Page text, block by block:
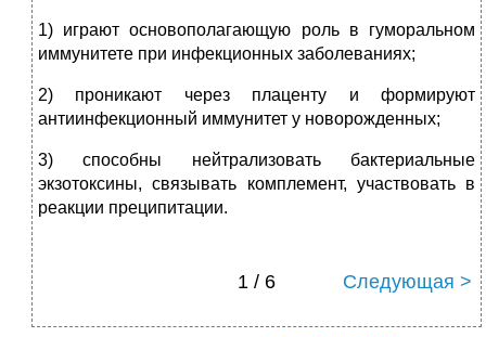
1) играют основополагающую роль в гуморальном
иммунитете при инфекционных заболеваниях;
2) проникают через плаценту и формируют
антиинфекционный иммунитет у новорожденных;
3) способны нейтрализовать бактериальные
экзотоксины, связывать комплемент, участвовать в
реакции преципитации.
1 / 6 Следующая >